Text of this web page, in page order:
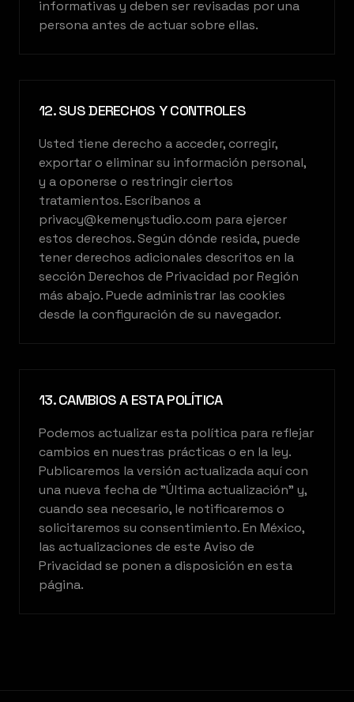
Construimos la IA que opera tu negocio
informativas y deben ser revisadas por una
persona antes de actuar sobre ellas.
12. SUS DERECHOS Y CONTROLES
Usted tiene derecho a acceder, corregir,
exportar o eliminar su información personal,
y a oponerse o restringir ciertos
tratamientos. Escríbanos a
privacy@kemenystudio.com para ejercer
estos derechos. Según dónde resida, puede
tener derechos adicionales descritos en la
sección Derechos de Privacidad por Región
más abajo. Puede administrar las cookies
desde la configuración de su navegador.
13. CAMBIOS A ESTA POLÍTICA
Podemos actualizar esta política para reflejar
cambios en nuestras prácticas o en la ley.
Publicaremos la versión actualizada aquí con
una nueva fecha de "Última actualización" y,
cuando sea necesario, le notificaremos o
solicitaremos su consentimiento. En México,
las actualizaciones de este Aviso de
Privacidad se ponen a disposición en esta
página.